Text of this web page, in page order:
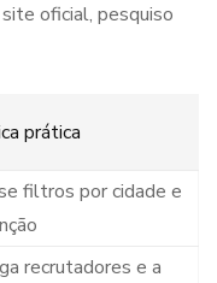
oficial, pesquiso
prática
filtros por cidade e
recrutadores e a